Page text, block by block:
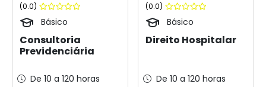
(0.0)
Básico
Consultoria
Previdenciária
De 10 a 120 horas
(0.0)
Básico
Direito Hospitalar
De 10 a 120 horas